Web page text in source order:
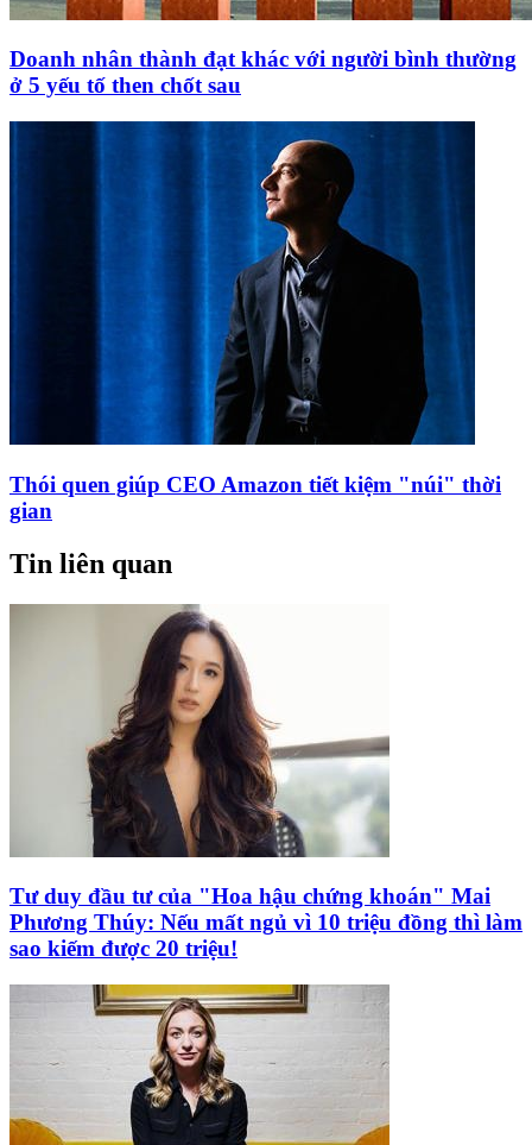
Doanh nhân thành đạt khác với người bình thường
ở 5 yếu tố then chốt sau
Thói quen giúp CEO Amazon tiết kiệm "núi" thời
gian
Tin liên quan
Tư duy đầu tư của "Hoa hậu chứng khoán" Mai
Phương Thúy: Nếu mất ngủ vì 10 triệu đồng thì làm
sao kiếm được 20 triệu!